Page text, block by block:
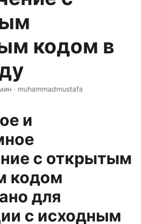
кодом в
· muhammadmustafa
и
с открытым
кодом
для
с исходным